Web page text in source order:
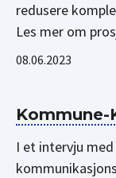
redusere
Les mer om
08.06.2023
I et intervju